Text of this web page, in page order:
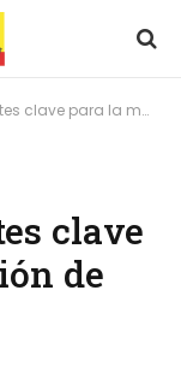
la maquinización de Aña Cuá
clave
de